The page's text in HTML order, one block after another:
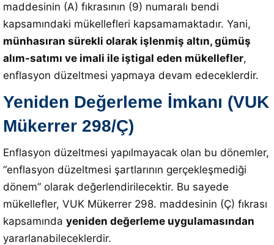
maddesinin (A) fıkrasının (9) numaralı bendi
kapsamındaki mükellefleri kapsamamaktadır. Yani,
münhasıran sürekli olarak işlenmiş altın, gümüş
alım-satımı ve imali ile iştigal eden mükellefler,
enflasyon düzeltmesi yapmaya devam edeceklerdir.
Yeniden Değerleme İmkanı (VUK
Mükerrer 298/Ç)
Enflasyon düzeltmesi yapılmayacak olan bu dönemler,
“enflasyon düzeltmesi şartlarının gerçekleşmediği
dönem” olarak değerlendirilecektir. Bu sayede
mükellefler, VUK Mükerrer 298. maddesinin (Ç) fıkrası
kapsamında yeniden değerleme uygulamasından
yararlanabileceklerdir.